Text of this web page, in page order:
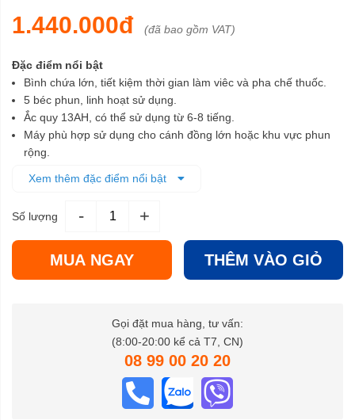
1.440.000đ (đã bao gồm VAT)
Đặc điểm nổi bật
Bình chứa lớn, tiết kiệm thời gian làm viêc và pha chế thuốc.
5 béc phun, linh hoạt sử dụng.
Ắc quy 13AH, có thể sử dụng từ 6-8 tiếng.
Máy phù hợp sử dụng cho cánh đồng lớn hoặc khu vực phun
rộng.
Cần phun dạng rút, điều chỉnh linh hoạt, tăng phạm vi phun
Xem thêm đặc điểm nổi bật
Số lượng - +
MUA NGAY THÊM VÀO GIỎ
Gọi đặt mua hàng, tư vấn:
(8:00-20:00 kể cả T7, CN)
08 99 00 20 20